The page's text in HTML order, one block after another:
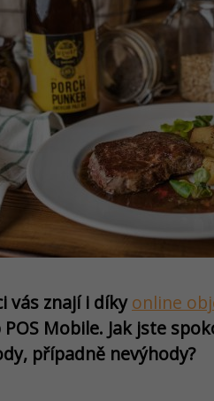
vás znají i díkyonline
Mobile. Jak jste
případně nevýhody?